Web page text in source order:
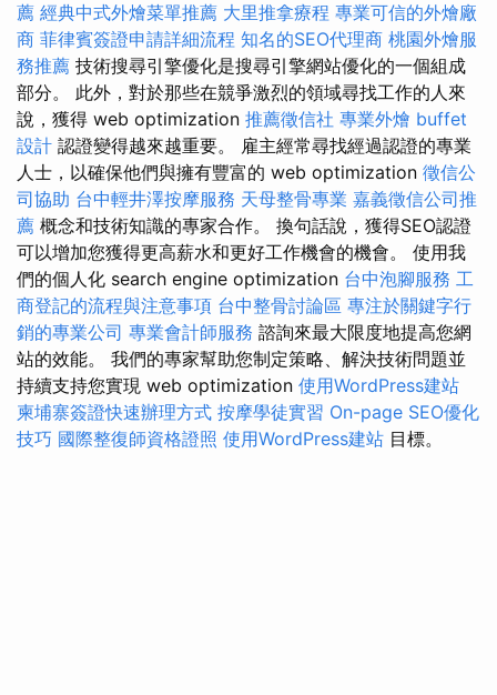
薦 經典中式外燴菜單推薦 大里推拿療程 專業可信的外燴廠
商 菲律賓簽證申請詳細流程 知名的SEO代理商 桃園外燴服
務推薦 技術搜尋引擎優化是搜尋引擎網站優化的一個組成
部分。 此外，對於那些在競爭激烈的領域尋找工作的人來
說，獲得 web optimization 推薦徵信社 專業外燴 buffet
設計 認證變得越來越重要。 雇主經常尋找經過認證的專業
人士，以確保他們與擁有豐富的 web optimization 徵信公
司協助 台中輕井澤按摩服務 天母整骨專業 嘉義徵信公司推
薦 概念和技術知識的專家合作。 換句話說，獲得SEO認證
可以增加您獲得更高薪水和更好工作機會的機會。 使用我
們的個人化 search engine optimization 台中泡腳服務 工
商登記的流程與注意事項 台中整骨討論區 專注於關鍵字行
銷的專業公司 專業會計師服務 諮詢來最大限度地提高您網
站的效能。 我們的專家幫助您制定策略、解決技術問題並
持續支持您實現 web optimization 使用WordPress建站
柬埔寨簽證快速辦理方式 按摩學徒實習 On-page SEO優化
技巧 國際整復師資格證照 使用WordPress建站 目標。